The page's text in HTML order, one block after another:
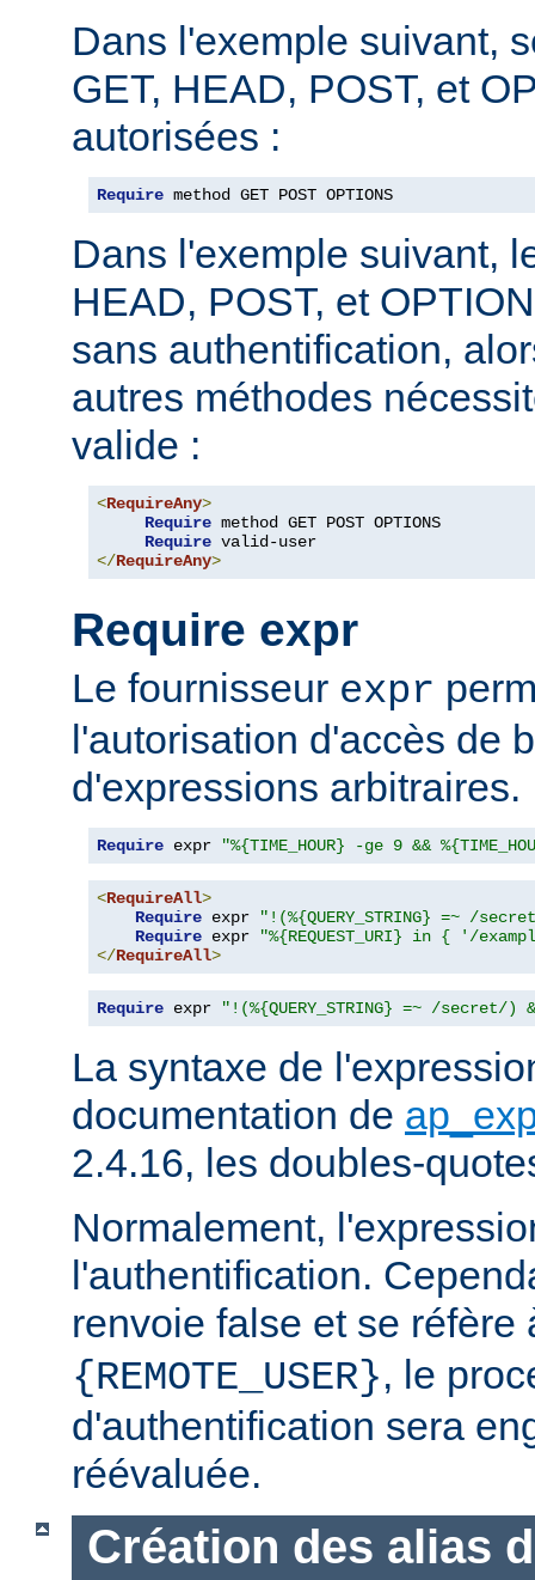
Dans l'exemple suivant,
GET, HEAD, POST, et
autorisées :
Require method GET POST OPTIONS
Dans l'exemple suivant,
HEAD, POST, et
sans authentification,
autres méthodes
valide :
<RequireAny>
Require method GET POST OPTIONS
Require
</RequireAny>
Require expr
Le fournisseur expr
l'autorisation d'accès de
d'expressions arbitraires.
Require expr "%{TIME_HOUR} -ge 9 &&
<RequireAll>
Require expr
"!(%{QUERY_STRING} =~ /
Require expr
"%{REQUEST_URI} in { '/
</RequireAll>
Require expr "!(%{QUERY_STRING} =~ /
La syntaxe de
documentation de
2.4.16, les doubles-
Normalement,
l'authentification.
renvoie false et se
{REMOTE_USER}, le
d'authentification sera
réévaluée.
Création des alias